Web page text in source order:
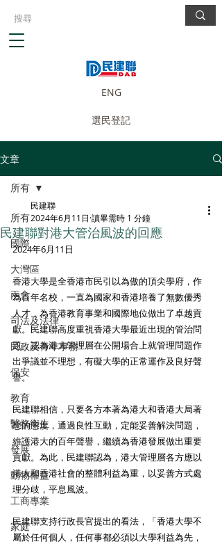
ENG
選民登記
文章
所有
國際
大灣區
兩會
司法及法律
民政及青年事務
保安
教育
醫務衛生
發展
動物權益
工商專業
家庭
所有
民建聯對港大管治風波的回應
民建聯
2024年6月11日 讀畢需時 1 分鐘
2024年6月11日
香港大學是全香港市民引以為傲的頂尖學府，作
為百年名校，一直為國家和香港培養了無數優秀
人才，為香港教育事業和國際地位做出了卓越貢
獻。民建聯高度重視香港大學最近出現的管治問
題，認為港大管理層在公開場合上就管理問題作
出爭議並不理想，有礙大學的正常運作及良好聲
譽。
民建聯相信，只要各方本著為港大和香港大局著
想的態度，通過良性互動，定能妥善解決問題，
維護港大的百年聲譽，繼續為香港發展做出重要
貢獻。為此，民建聯認為，港大管理層各方應以
港大和香港社會的整體利益為重，以妥善方式處
理分歧，平息風波。
民建聯支持行政長官提出的看法，「香港大學不
屬於任何個人，任何事都必須以大學利益為先，